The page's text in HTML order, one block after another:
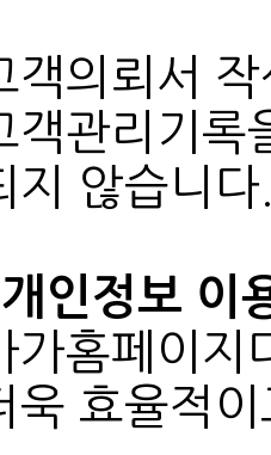
지 않습니다
인정보 이
욱 효율적